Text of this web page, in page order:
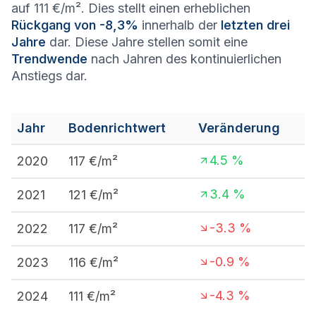
auf 111 €/m². Dies stellt einen erheblichen
Rückgang von -8,3% innerhalb der letzten drei
Jahre dar. Diese Jahre stellen somit eine
Trendwende nach Jahren des kontinuierlichen
Anstiegs dar.
Jahr Bodenrichtwert Veränderung
2020 117 €/m² 4.5 %
2021 121 €/m² 3.4 %
2022 117 €/m² -3.3 %
2023 116 €/m² -0.9 %
2024 111 €/m² -4.3 %